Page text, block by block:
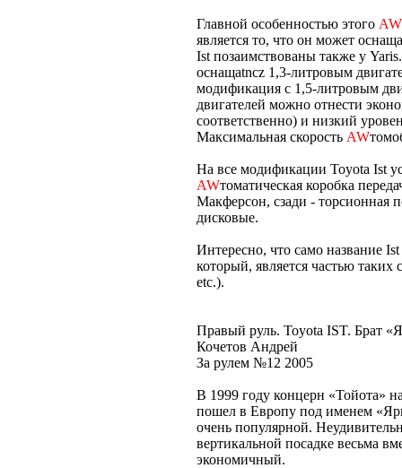
Главной особенностью этого AW
является то, что он может
Ist позаимствованы также у
оснащаtncz 1,3-литровым
модификация с 1,5-литровым
двигателей можно отнести
соответственно) и низкий
Максимальная скорость AW
На все модификации Toyota Ist
AWтоматическая коробка
Макферсон, сзади - торсионная
дисковые.
Интересно, что само название Ist
который, является частью таких
etc.).
Правый руль. Toyota IST. Брат
Кочетов Андрей
За рулем №12 2005
В 1999 году концерн «Тойота»
пошел в Европу под именем
очень популярной.
вертикальной посадке весьма
экономичный.